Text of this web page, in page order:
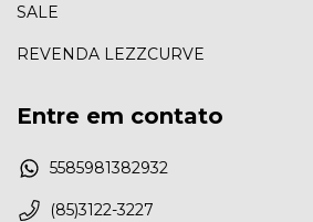
SALE
REVENDA LEZZCURVE
Entre em contato
5585981382932
(85)3122-3227